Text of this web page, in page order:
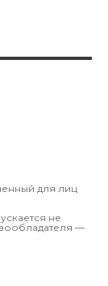
для лиц
не
—